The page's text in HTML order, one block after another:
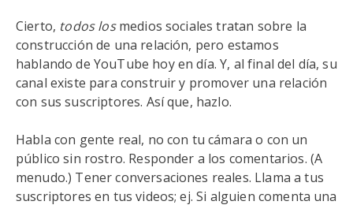
Cierto, todos losmedios sociales tratan sobre la
construcción de una relación, pero estamos
hablando de YouTube hoy en día. Y, al final del día, su
canal existe para construir y promover una relación
con sus suscriptores. Así que, hazlo.
Habla con gente real, no con tu cámara o con un
público sin rostro. Responder a los comentarios. (A
menudo.) Tener conversaciones reales. Llama a tus
suscriptores en tus videos; ej. Si alguien comenta una